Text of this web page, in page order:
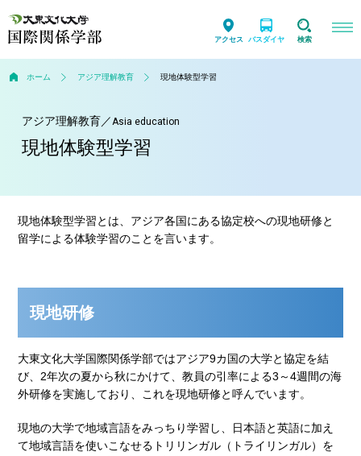
アクセス バスダイヤ 検索
ホーム アジア理解教育 現地体験型学習
アジア理解教育／Asia education
現地体験型学習
現地体験型学習とは、アジア各国にある協定校への現地研修と
留学による体験学習のことを言います。
現地研修
大東文化大学国際関係学部ではアジア9カ国の大学と協定を結
び、2年次の夏から秋にかけて、教員の引率による3～4週間の海
外研修を実施しており、これを現地研修と呼んでいます。
現地の大学で地域言語をみっちり学習し、日本語と英語に加え
て地域言語を使いこなせるトリリンガル（トライリンガル）を